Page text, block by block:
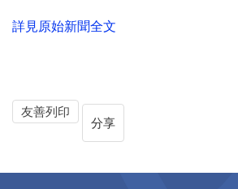
詳見原始新聞全文
友善列印
分享